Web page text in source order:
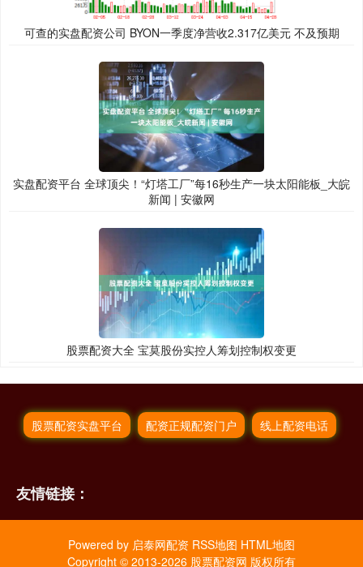
可查的实盘配资公司 BYON一季度净营收2.317亿美元 不及预期
实盘配资平台 全球顶尖！“灯塔工厂”每16秒生产一块太阳能板_大皖
新闻 | 安徽网
股票配资大全 宝莫股份实控人筹划控制权变更
股票配资实盘平台 配资正规配资门户 线上配资电话
友情链接：
Powered by 启泰网配资 RSS地图 HTML地图
Copyright © 2013-2026 股票配资网 版权所有